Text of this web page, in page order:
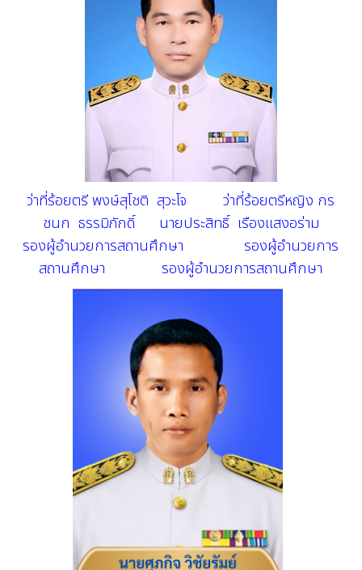
ว่าที่ร้อยตรี พงษ์สุโชติ สุวะโจว่าที่ร้อยตรีหญิง กร
ชนก ธรรมิภักดิ์ นายประสิทธิ์ เรืองแสงอร่าม
รองผู้อำนวยการสถานศึกษา รองผู้อำนวยการ
สถานศึกษา
รองผู้อำนวยการสถานศึกษา